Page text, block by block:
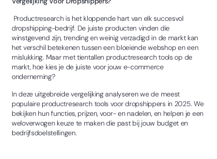
Productresearch is het kloppende hart van elk succesvol
dropshipping-bedrijf. De juiste producten vinden die
winstgevend zijn, trending en weinig verzadigd in de markt kan
het verschil betekenen tussen een bloeiende webshop en een
mislukking. Maar met tientallen productresearch tools op de
markt, hoe kies je de juiste voor jouw e-commerce
onderneming?
In deze uitgebreide vergelijking analyseren we de meest
populaire productresearch tools voor dropshippers in 2025. We
bekijken hun functies, prijzen, voor- en nadelen, en helpen je een
weloverwogen keuze te maken die past bij jouw budget en
bedrijfsdoelstellingen.